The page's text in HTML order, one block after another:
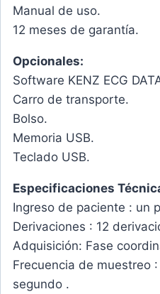
Manual de uso.
12 meses de garantía.
Opcionales:
Software KENZ ECG
Carro de transporte.
Bolso.
Memoria USB.
Teclado USB.
Especificaciones
Ingreso de paciente : un
Derivaciones : 12
Adquisición: Fase
Frecuencia de muestreo
segundo .